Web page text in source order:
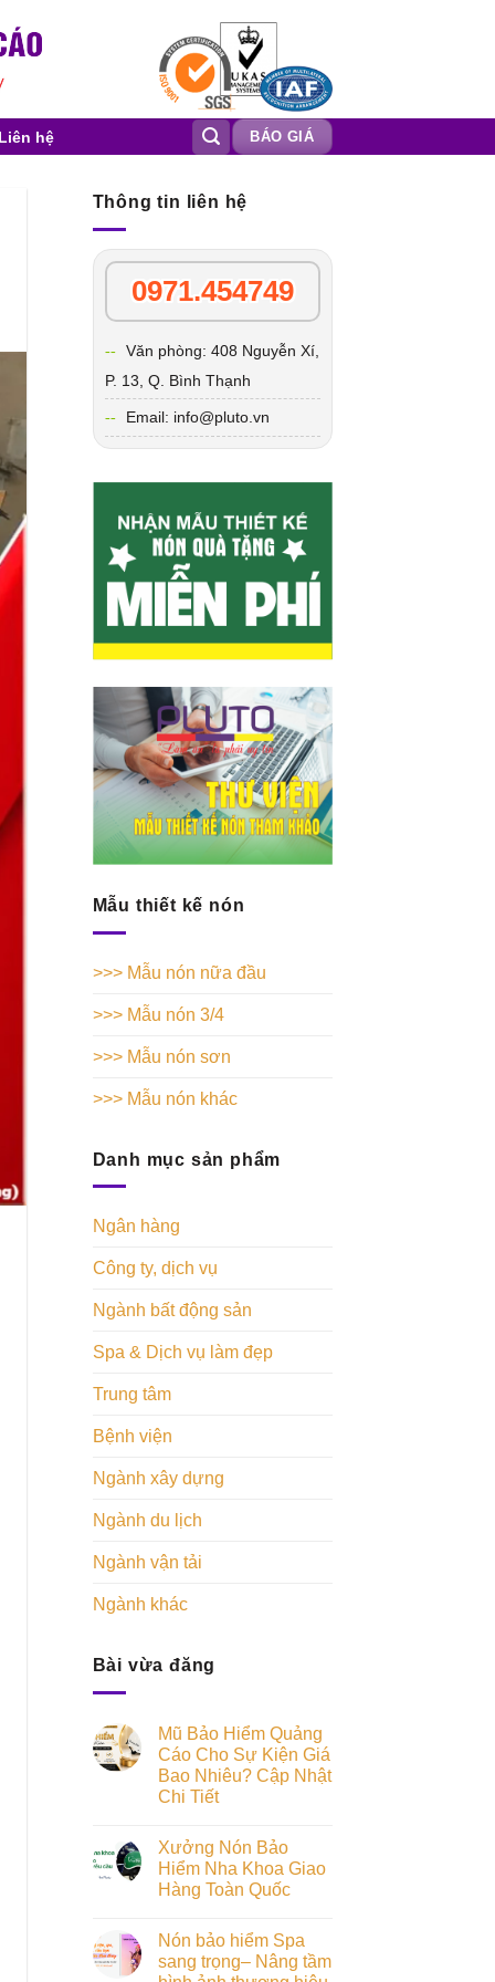
Liên hệ BÁO GIÁ
Thông tin liên hệ
0971.454749
Văn phòng: 408 Nguyễn Xí,
P. 13, Q. Bình Thạnh
Email: info@pluto.vn
Mẫu thiết kế nón
>>> Mẫu nón nữa đầu
>>> Mẫu nón 3/4
>>> Mẫu nón sơn
>>> Mẫu nón khác
Danh mục sản phẩm
Ngân hàng
Công ty, dịch vụ
Ngành bất động sản
Spa & Dịch vụ làm đẹp
Trung tâm
Bệnh viện
Ngành xây dựng
Ngành du lịch
Ngành vận tải
Ngành khác
Bài vừa đăng
Mũ Bảo Hiểm Quảng
Cáo Cho Sự Kiện Giá
Bao Nhiêu? Cập Nhật
Chi Tiết
Xưởng Nón Bảo
Hiểm Nha Khoa Giao
Hàng Toàn Quốc
Nón bảo hiểm Spa
sang trọng– Nâng tầm